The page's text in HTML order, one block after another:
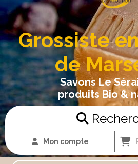
Grossiste
de
Savons Le Sérail,
produits Bio &
Mon compte